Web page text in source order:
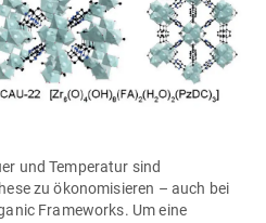
und Temperatur sind
zu ökonomisieren – auch bei
Frameworks. Um eine